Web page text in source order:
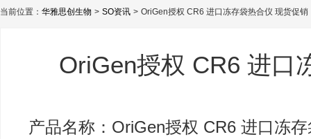
当前位置： 华雅思创生物 SO资讯 OriGen授权 CR6 进口冻存袋热合仪 现货促销
OriGen授权 CR6 进口
产品名称：OriGen授权 CR6 进口冻